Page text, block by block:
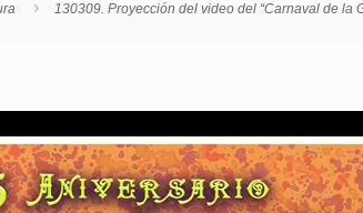
130309. Proyección del video del “Carnaval de la